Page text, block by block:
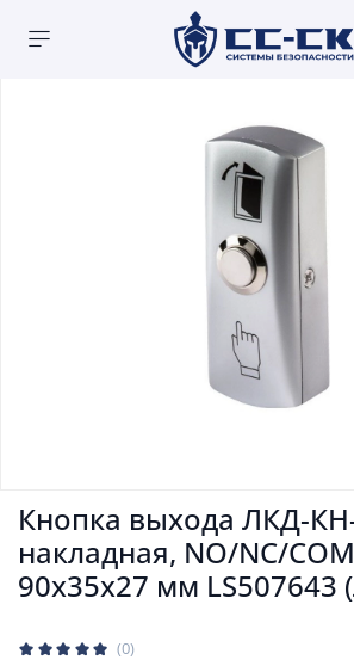
(0)
Кнопка выхода ЛКД-
накладная, NO/NC/
90x35x27 мм LS507643